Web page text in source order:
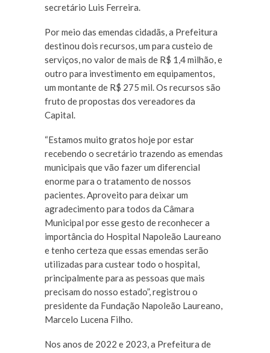
secretário Luis Ferreira.
Por meio das emendas cidadãs, a Prefeitura
destinou dois recursos, um para custeio de
serviços, no valor de mais de R$ 1,4 milhão, e
outro para investimento em equipamentos,
um montante de R$ 275 mil. Os recursos são
fruto de propostas dos vereadores da
Capital.
“Estamos muito gratos hoje por estar
recebendo o secretário trazendo as emendas
municipais que vão fazer um diferencial
enorme para o tratamento de nossos
pacientes. Aproveito para deixar um
agradecimento para todos da Câmara
Municipal por esse gesto de reconhecer a
importância do Hospital Napoleão Laureano
e tenho certeza que essas emendas serão
utilizadas para custear todo o hospital,
principalmente para as pessoas que mais
precisam do nosso estado”, registrou o
presidente da Fundação Napoleão Laureano,
Marcelo Lucena Filho.
Nos anos de 2022 e 2023, a Prefeitura de